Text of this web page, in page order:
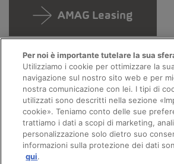
AMAG Leasing
La promessa di AMAG
Giro di prova
Per noi è importante tutelare la sua
Utilizziamo i cookie per ottimizzare la
navigazione sul nostro sito web e per
nostra comunicazione con lei. I tipi di
utilizzati sono descritti nella sezione
cookie». Teniamo conto delle sue
trattiamo i dati a scopi di marketing,
personalizzazione solo dietro suo
informazioni sulla protezione dei dati
qui.